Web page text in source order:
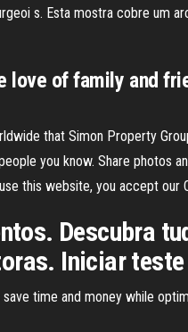
s. Esta mostra cobre
of family and
that Simon Property
you know. Share photos
this website, you accept
Descubra
Iniciar
save time and money while